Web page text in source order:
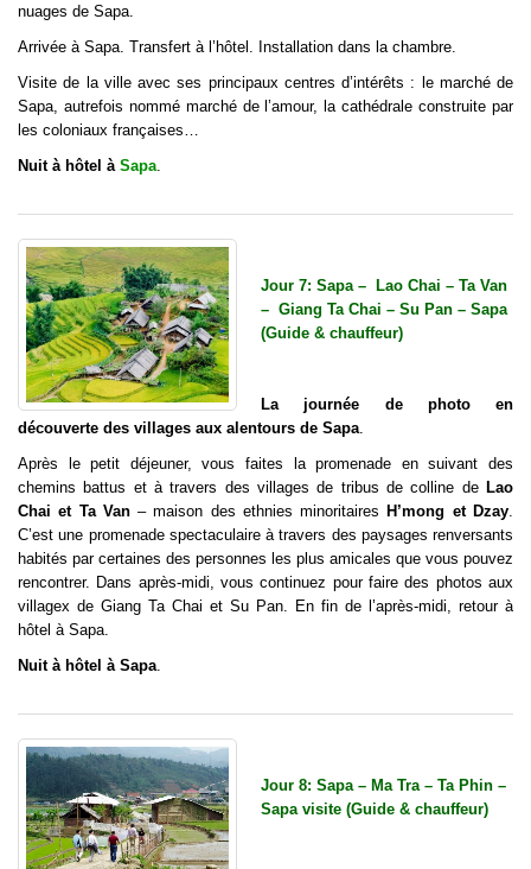
nuages de Sapa.
Arrivée à Sapa. Transfert à l’hôtel. Installation dans la chambre.
Visite de la ville avec ses principaux centres d’intérêts : le marché de
Sapa, autrefois nommé marché de l’amour, la cathédrale construite par
les coloniaux françaises…
Nuit à hôtel à Sapa
Jour 7: Sapa – Lao Chai – Ta Van
– Giang Ta Chai – Su Pan – Sapa
(Guide & chauffeur)
La journée de photo en
découverte des villages aux alentours de Sapa
Après le petit déjeuner, vous faites la promenade en suivant des
chemins battus et à travers des villages de tribus de colline de Lao
Chai et Ta Van– maison des ethnies minoritairesH’mong et Dzay
C’est une promenade spectaculaire à travers des paysages renversants
habités par certaines des personnes les plus amicales que vous pouvez
rencontrer. Dans après-midi, vous continuez pour faire des photos aux
villagex de Giang Ta Chai et Su Pan. En fin de l’après-midi, retour à
hôtel à Sapa.
Nuit à hôtel à Sapa
Jour 8: Sapa – Ma Tra – Ta Phin –
Sapa visite (Guide & chauffeur)